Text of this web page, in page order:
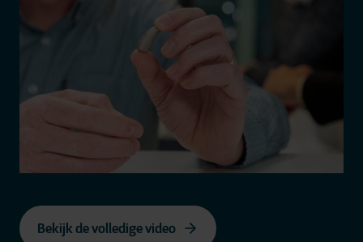
Bekijk de volledige video